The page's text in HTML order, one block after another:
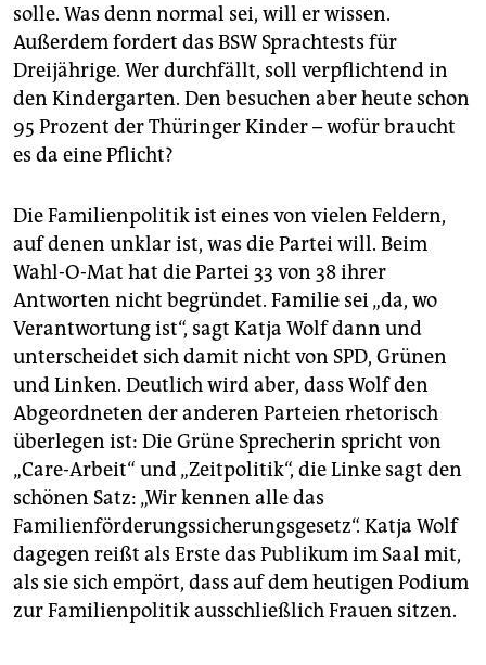
solle. Was denn normal sei, will er wissen.
Außerdem fordert das BSW Sprachtests für
Dreijährige. Wer durchfällt, soll verpflichtend in
den Kindergarten. Den besuchen aber heute schon
95 Prozent der Thüringer Kinder – wofür braucht
es da eine Pflicht?
Die Familienpolitik ist eines von vielen Feldern,
auf denen unklar ist, was die Partei will. Beim
Wahl-O-Mat hat die Partei 33 von 38 ihrer
Antworten nicht begründet. Familie sei „da, wo
Verantwortung ist“, sagt Katja Wolf dann und
unterscheidet sich damit nicht von SPD, Grünen
und Linken. Deutlich wird aber, dass Wolf den
Abgeordneten der anderen Parteien rhetorisch
überlegen ist: Die Grüne Sprecherin spricht von
„Care-Arbeit“ und „Zeitpolitik“, die Linke sagt den
schönen Satz: „Wir kennen alle das
Familienförderungssicherungsgesetz“. Katja Wolf
dagegen reißt als Erste das Publikum im Saal mit,
als sie sich empört, dass auf dem heutigen Podium
zur Familienpolitik ausschließlich Frauen sitzen.